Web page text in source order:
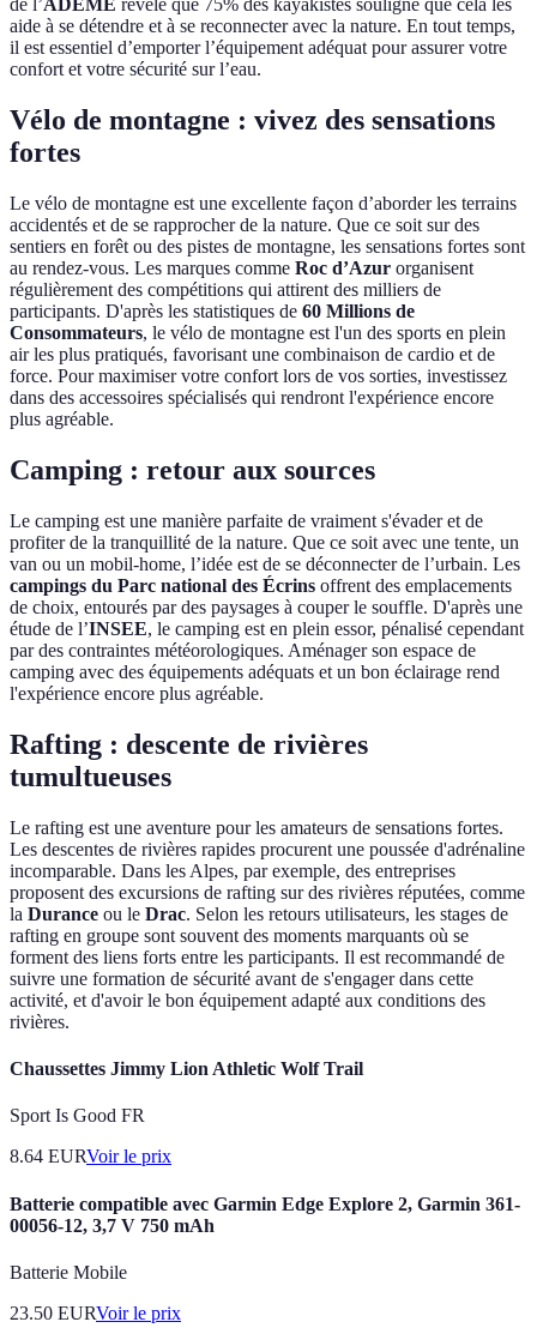
de l’ADEME révèle que 75% des kayakistes souligne que cela les
aide à se détendre et à se reconnecter avec la nature. En tout temps,
il est essentiel d’emporter l’équipement adéquat pour assurer votre
confort et votre sécurité sur l’eau.
Vélo de montagne : vivez des sensations
fortes
Le vélo de montagne est une excellente façon d’aborder les terrains
accidentés et de se rapprocher de la nature. Que ce soit sur des
sentiers en forêt ou des pistes de montagne, les sensations fortes sont
au rendez-vous. Les marques comme Roc d’Azur organisent
régulièrement des compétitions qui attirent des milliers de
participants. D'après les statistiques de 60 Millions de
Consommateurs, le vélo de montagne est l'un des sports en plein
air les plus pratiqués, favorisant une combinaison de cardio et de
force. Pour maximiser votre confort lors de vos sorties, investissez
dans des accessoires spécialisés qui rendront l'expérience encore
plus agréable.
Camping : retour aux sources
Le camping est une manière parfaite de vraiment s'évader et de
profiter de la tranquillité de la nature. Que ce soit avec une tente, un
van ou un mobil-home, l’idée est de se déconnecter de l’urbain. Les
campings du Parc national des Écrins offrent des emplacements
de choix, entourés par des paysages à couper le souffle. D'après une
étude de l’INSEE, le camping est en plein essor, pénalisé cependant
par des contraintes météorologiques. Aménager son espace de
camping avec des équipements adéquats et un bon éclairage rend
l'expérience encore plus agréable.
Rafting : descente de rivières
tumultueuses
Le rafting est une aventure pour les amateurs de sensations fortes.
Les descentes de rivières rapides procurent une poussée d'adrénaline
incomparable. Dans les Alpes, par exemple, des entreprises
proposent des excursions de rafting sur des rivières réputées, comme
la Durance ou le Drac. Selon les retours utilisateurs, les stages de
rafting en groupe sont souvent des moments marquants où se
forment des liens forts entre les participants. Il est recommandé de
suivre une formation de sécurité avant de s'engager dans cette
activité, et d'avoir le bon équipement adapté aux conditions des
rivières.
Chaussettes Jimmy Lion Athletic Wolf Trail
Sport Is Good FR
8.64 EURVoir le prix
Batterie compatible avec Garmin Edge Explore 2, Garmin 361-
00056-12, 3,7 V 750 mAh
Batterie Mobile
23.50 EURVoir le prix